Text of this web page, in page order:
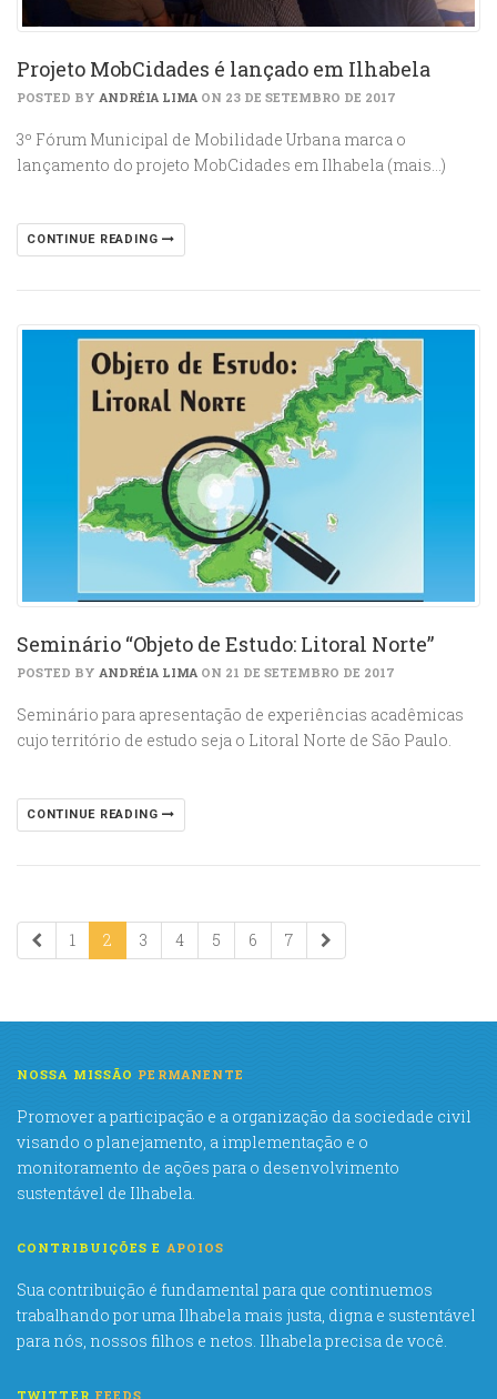
Projeto MobCidades é lançado em Ilhabela
POSTED BY ANDRÉIA LIMA ON 23 DE SETEMBRO DE 2017
3º Fórum Municipal de Mobilidade Urbana marca o
lançamento do projeto MobCidades em Ilhabela (mais…)
CONTINUE READING
Seminário “Objeto de Estudo: Litoral Norte”
POSTED BY ANDRÉIA LIMA ON 21 DE SETEMBRO DE 2017
Seminário para apresentação de experiências acadêmicas
cujo território de estudo seja o Litoral Norte de São Paulo.
CONTINUE READING
1 2 3 4 5 6 7
NOSSA MISSÃO PERMANENTE
Promover a participação e a organização da sociedade civil
visando o planejamento, a implementação e o
monitoramento de ações para o desenvolvimento
sustentável de Ilhabela.
CONTRIBUIÇÕES E APOIOS
Sua contribuição é fundamental para que continuemos
trabalhando por uma Ilhabela mais justa, digna e sustentável
para nós, nossos filhos e netos. Ilhabela precisa de você.
TWITTER FEEDS